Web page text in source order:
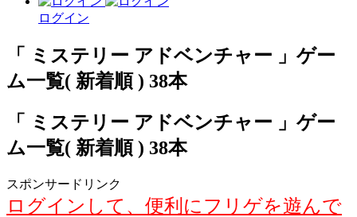
ログイン
「 ミステリー アドベンチャー 」ゲー
ム一覧( 新着順 ) 38本
「 ミステリー アドベンチャー 」ゲー
ム一覧( 新着順 ) 38本
スポンサードリンク
ログインして、便利にフリゲを遊んで